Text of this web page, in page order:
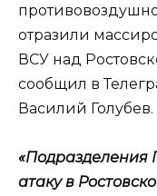
отразили
ВСУ над
сообщил в
Василий Голубев.
атаку в